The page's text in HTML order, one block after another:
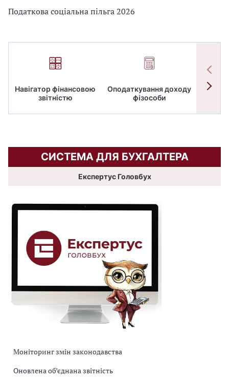
Податкова соціальна пільга 2026
Навігатор фінансовою
звітністю
Оподаткування доходу
фізособи
СИСТЕМА ДЛЯ БУХГАЛТЕРА
Експертус Головбух
Моніторинг змін законодавства
Оновлена об’єднана звітність